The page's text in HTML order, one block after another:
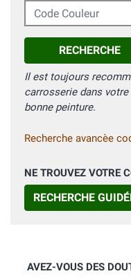
Code Couleur
RECHERCHE
Il est toujours
carrosserie dans
bonne peinture.
Recherche avancèe
NE TROUVEZ VOTRE
RECHERCHE
AVEZ-VOUS DES